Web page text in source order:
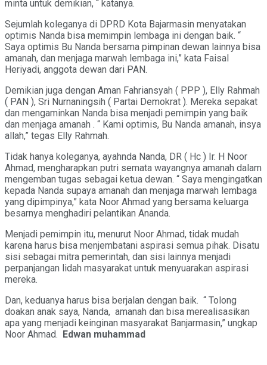
minta untuk demikian, “ katanya.
Sejumlah koleganya di DPRD Kota Bajarmasin menyatakan
optimis Nanda bisa memimpin lembaga ini dengan baik. “
Saya optimis Bu Nanda bersama pimpinan dewan lainnya bisa
amanah, dan menjaga marwah lembaga ini,” kata Faisal
Heriyadi, anggota dewan dari PAN.
Demikian juga dengan Aman Fahriansyah ( PPP ), Elly Rahmah
( PAN ), Sri Nurnaningsih ( Partai Demokrat ). Mereka sepakat
dan mengaminkan Nanda bisa menjadi pemimpin yang baik
dan menjaga amanah . “ Kami optimis, Bu Nanda amanah, insya
allah,” tegas Elly Rahmah.
Tidak hanya koleganya, ayahnda Nanda, DR ( Hc ) Ir. H Noor
Ahmad, mengharapkan putri semata wayangnya amanah dalam
mengemban tugas sebagai ketua dewan. “ Saya mengingatkan
kepada Nanda supaya amanah dan menjaga marwah lembaga
yang dipimpinya,” kata Noor Ahmad yang bersama keluarga
besarnya menghadiri pelantikan Ananda.
Menjadi pemimpin itu, menurut Noor Ahmad, tidak mudah
karena harus bisa menjembatani aspirasi semua pihak. Disatu
sisi sebagai mitra pemerintah, dan sisi lainnya menjadi
perpanjangan lidah masyarakat untuk menyuarakan aspirasi
mereka.
Dan, keduanya harus bisa berjalan dengan baik. “ Tolong
doakan anak saya, Nanda, amanah dan bisa merealisasikan
apa yang menjadi keinginan masyarakat Banjarmasin,” ungkap
Noor Ahmad.
Edwan muhammad